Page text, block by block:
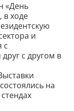
«День
в ходе
и
с
с другом в
на